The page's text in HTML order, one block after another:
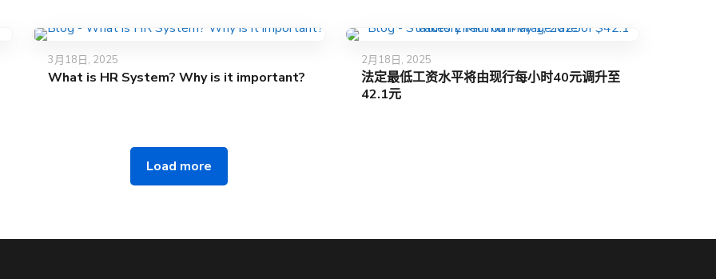
3月18日, 2025
What is HR System? Why is it important?
2月18日, 2025
法定最低工资水平将由现行每小时40元调升至
42.1元
Load more